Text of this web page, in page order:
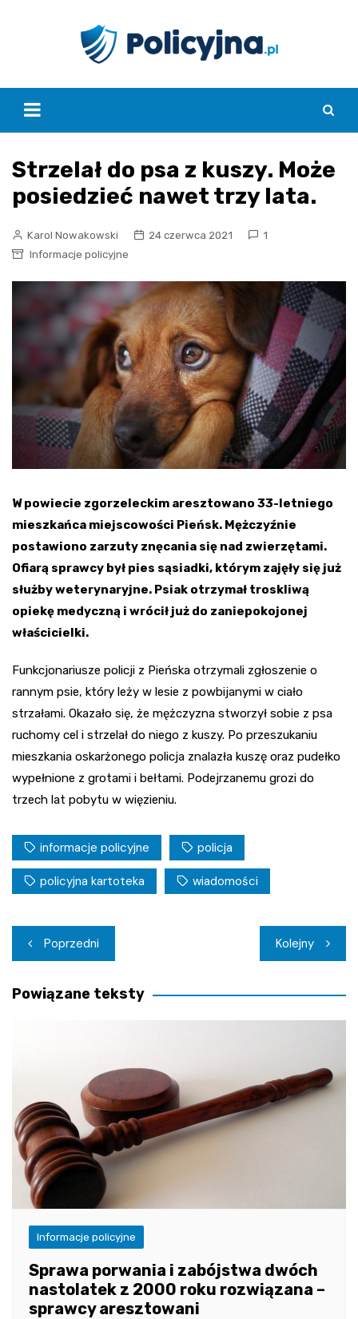
Strzelał do psa z kuszy. Może
posiedzieć nawet trzy lata.
Karol Nowakowski 24 czerwca 2021
1
Informacje policyjne
W powiecie zgorzeleckim aresztowano 33-letniego
mieszkańca miejscowości Pieńsk. Mężczyźnie
postawiono zarzuty znęcania się nad zwierzętami.
Ofiarą sprawcy był pies sąsiadki, którym zajęły się już
służby weterynaryjne. Psiak otrzymał troskliwą
opiekę medyczną i wrócił już do zaniepokojonej
właścicielki.
Funkcjonariusze policji z Pieńska otrzymali zgłoszenie o
rannym psie, który leży w lesie z powbijanymi w ciało
strzałami. Okazało się, że mężczyzna stworzył sobie z psa
ruchomy cel i strzelał do niego z kuszy. Po przeszukaniu
mieszkania oskarżonego policja znalazła kuszę oraz pudełko
wypełnione z grotami i bełtami. Podejrzanemu grozi do
trzech lat pobytu w więzieniu.
informacje policyjne policja
policyjna kartoteka wiadomości
Nawigacja
wpisu
Poprzedni Kolejny
Powiązane teksty
Informacje policyjne
Sprawa porwania i zabójstwa dwóch
nastolatek z 2000 roku rozwiązana –
sprawcy aresztowani